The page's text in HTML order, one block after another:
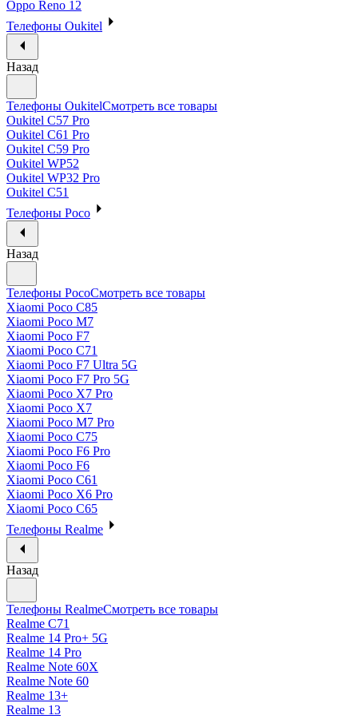
Oppo Reno 12
Телефоны Oukitel
Назад
Телефоны OukitelСмотреть все товары
Oukitel C57 Pro
Oukitel C61 Pro
Oukitel C59 Pro
Oukitel WP52
Oukitel WP32 Pro
Oukitel C51
Телефоны Poco
Назад
Телефоны PocoСмотреть все товары
Xiaomi Poco C85
Xiaomi Poco M7
Xiaomi Poco F7
Xiaomi Poco C71
Xiaomi Poco F7 Ultra 5G
Xiaomi Poco F7 Pro 5G
Xiaomi Poco X7 Pro
Xiaomi Poco X7
Xiaomi Poco M7 Pro
Xiaomi Poco C75
Xiaomi Poco F6 Pro
Xiaomi Poco F6
Xiaomi Poco C61
Xiaomi Poco X6 Pro
Xiaomi Poco C65
Телефоны Realme
Назад
Телефоны RealmeСмотреть все товары
Realme C71
Realme 14 Pro+ 5G
Realme 14 Pro
Realme Note 60X
Realme Note 60
Realme 13+
Realme 13